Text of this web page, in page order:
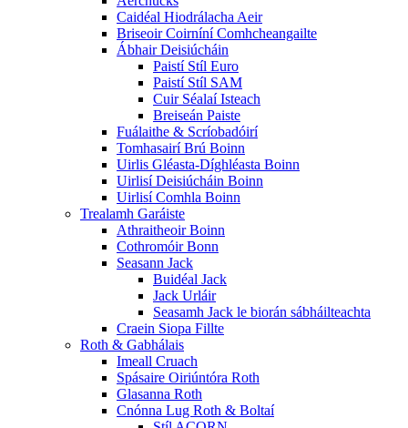
Caidéal Hiodrálacha Aeir
Briseoir Coirníní Comhcheangailte
Ábhair Deisiúcháin
Paistí Stíl Euro
Paistí Stíl SAM
Cuir Séalaí Isteach
Breiseán Paiste
Fuálaithe & Scríobadóirí
Tomhasairí Brú Boinn
Uirlis Gléasta-Díghléasta Boinn
Uirlisí Deisiúcháin Boinn
Uirlisí Comhla Boinn
Trealamh Garáiste
Athraitheoir Boinn
Cothromóir Bonn
Seasann Jack
Buidéal Jack
Jack Urláir
Seasamh Jack le biorán sábháilteachta
Craein Siopa Fillte
Roth & Gabhálais
Imeall Cruach
Spásaire Oiriúntóra Roth
Glasanna Roth
Cnónna Lug Roth & Boltaí